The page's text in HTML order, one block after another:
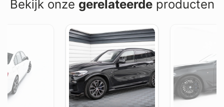
Bekijk onze gerelateerdeproducten